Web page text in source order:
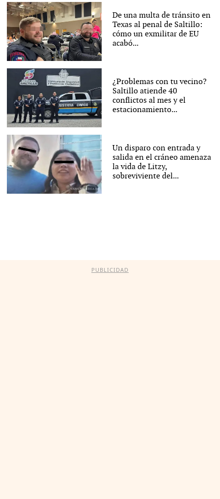
De una multa de tránsito en
Texas al penal de Saltillo:
cómo un exmilitar de EU
acabó...
¿Problemas con tu vecino?
Saltillo atiende 40
conflictos al mes y el
estacionamiento...
Un disparo con entrada y
salida en el cráneo amenaza
la vida de Litzy,
sobreviviente del...
PUBLICIDAD